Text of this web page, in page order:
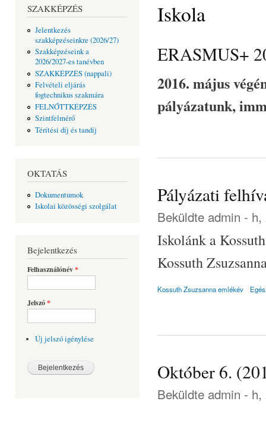
SZAKKÉPZÉS
Jelentkezés
szakképzéseinkre (2026/27)
Szakképzéseink a
2026/2027-es tanévben
SZAKKÉPZÉS (nappali)
Felvételi eljárás
fogtechnikus szakmára
FELNŐTTKÉPZÉS
Szintfelmérő
Térítési díj és tandíj
OKTATÁS
Dokumentumok
Iskolai közösségi szolgálat
Bejelentkezés
Felhasználónév*
Jelszó*
Új jelszó igénylése
Iskola
ERASMUS+
2016. május
pályázatunk,
Pályázati
Beküldte admin - h,
Iskolánk a
Kossuth
Kossuth Zsuzsanna emlékév
Október 6.
Beküldte admin - h,